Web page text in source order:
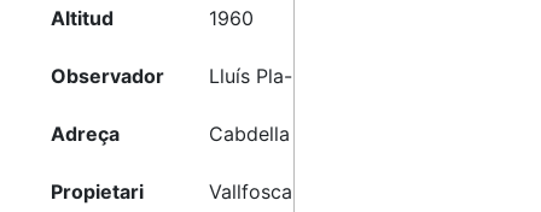
Altitud 1960
Observador Lluís Pla-Meteopirineu
Adreça Cabdella
Propietari Vallfosca